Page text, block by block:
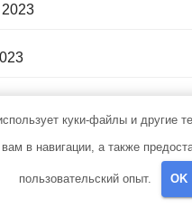
2022
куки-файлы и другие
в навигации, а также
пользовательский опыт. OK